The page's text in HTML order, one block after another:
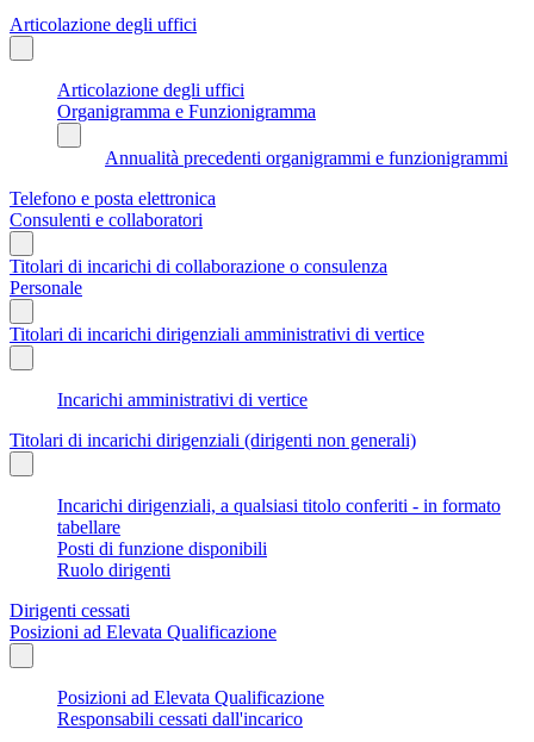
Articolazione degli uffici
Articolazione degli uffici
Organigramma e Funzionigramma
Annualità precedenti organigrammi e funzionigrammi
Telefono e posta elettronica
Consulenti e collaboratori
Titolari di incarichi di collaborazione o consulenza
Personale
Titolari di incarichi dirigenziali amministrativi di vertice
Incarichi amministrativi di vertice
Titolari di incarichi dirigenziali (dirigenti non generali)
Incarichi dirigenziali, a qualsiasi titolo conferiti - in formato
tabellare
Posti di funzione disponibili
Ruolo dirigenti
Dirigenti cessati
Posizioni ad Elevata Qualificazione
Posizioni ad Elevata Qualificazione
Responsabili cessati dall'incarico